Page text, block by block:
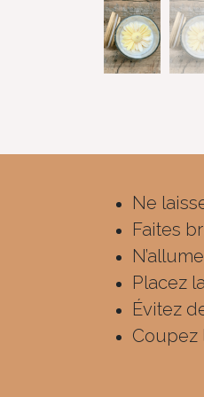
Ne
Faites
Placez
Évitez
Coupez